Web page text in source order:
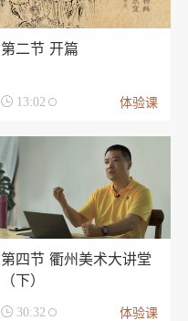
第二节 开篇
 13:02 体验课
第四节 衢州美术大讲堂
（下）
 30:32 体验课